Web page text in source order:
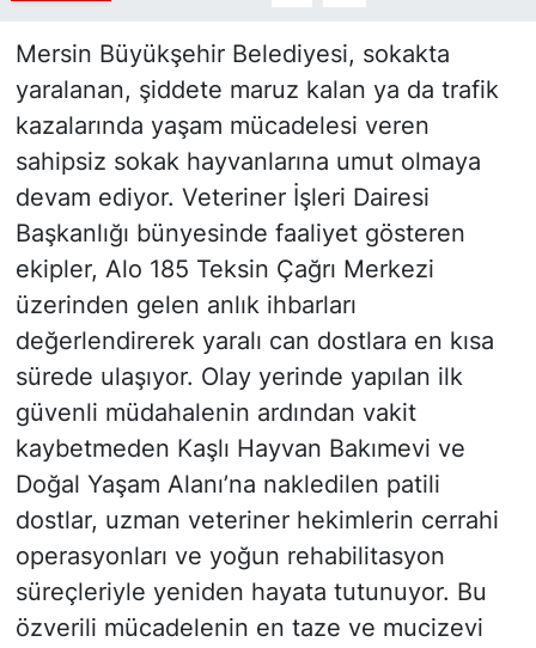
Mersin Büyükşehir Belediyesi, sokakta
yaralanan, şiddete maruz kalan ya da trafik
kazalarında yaşam mücadelesi veren
sahipsiz sokak hayvanlarına umut olmaya
devam ediyor. Veteriner İşleri Dairesi
Başkanlığı bünyesinde faaliyet gösteren
ekipler, Alo 185 Teksin Çağrı Merkezi
üzerinden gelen anlık ihbarları
değerlendirerek yaralı can dostlara en kısa
sürede ulaşıyor. Olay yerinde yapılan ilk
güvenli müdahalenin ardından vakit
kaybetmeden Kaşlı Hayvan Bakımevi ve
Doğal Yaşam Alanı’na nakledilen patili
dostlar, uzman veteriner hekimlerin cerrahi
operasyonları ve yoğun rehabilitasyon
süreçleriyle yeniden hayata tutunuyor. Bu
özverili mücadelenin en taze ve mucizevi